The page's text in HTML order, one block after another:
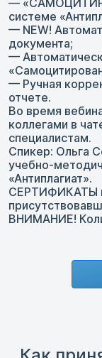
—
системе
— NEW!
документа;
—
— Ручная
отчете.
Во время
коллегами в
специалистам.
Спикер: Ольга
учебно-
«Антиплагиат».
СЕРТИФИКАТЫ
ВНИМАНИЕ!